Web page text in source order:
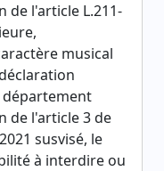
de l'article L.211-
musical
de l'article 3 de
susvisé, le
à interdire ou